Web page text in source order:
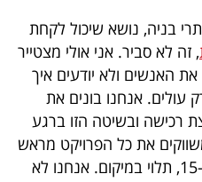
בניה, נושא שיכול לקחת
, זה לא סביר. אני אולי מצטייר
האנשים ולא יודעים איך
אנחנו בונים את
רכישה ובשיטה הזו ברגע
את כל הפרויקט מראש
וזה מוזיל את העלויות ב- 15-24%, תלוי במיקום. אנחנו לא